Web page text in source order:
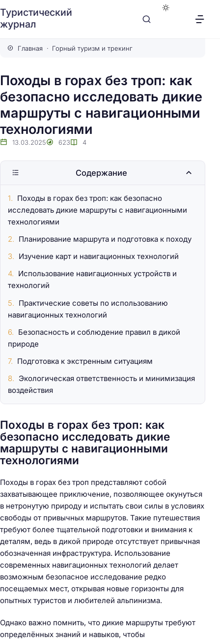
Туристический
журнал
Главная Горный туризм и трекинг
Походы в горах без троп: как
безопасно исследовать дикие
маршруты с навигационными
технологиями
13.03.2025 623 4
Походы в горах без троп: как
безопасно исследовать дикие
маршруты с навигационными
технологиями
Походы в горах без троп представляют собой
захватывающее приключение, позволяющее окунуться
в нетронутую природу и испытать свои силы в условиях
свободы от привычных маршрутов. Такие путешествия
требуют более тщательной подготовки и внимания к
деталям, ведь в дикой природе отсутствует привычная
обозначенная инфраструктура. Использование
современных навигационных технологий делает
возможным безопасное исследование редко
посещаемых мест, открывая новые горизонты для
опытных туристов и любителей альпинизма.
Однако важно помнить, что дикие маршруты требуют
определённых знаний и навыков, чтобы
Содержание
Походы в горах без троп: как безопасно
исследовать дикие маршруты с навигационными
технологиями
Планирование маршрута и подготовка к походу
Изучение карт и навигационных технологий
Использование навигационных устройств и
технологий
Практические советы по использованию
навигационных технологий
Безопасность и соблюдение правил в дикой
природе
Подготовка к экстренным ситуациям
Экологическая ответственность и минимизация
воздействия